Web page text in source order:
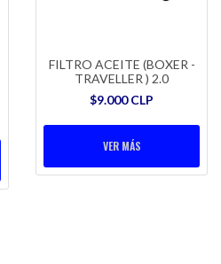
FILTRO ACEITE (BOXER -
TRAVELLER ) 2.0
$9.000 CLP
VER MÁS